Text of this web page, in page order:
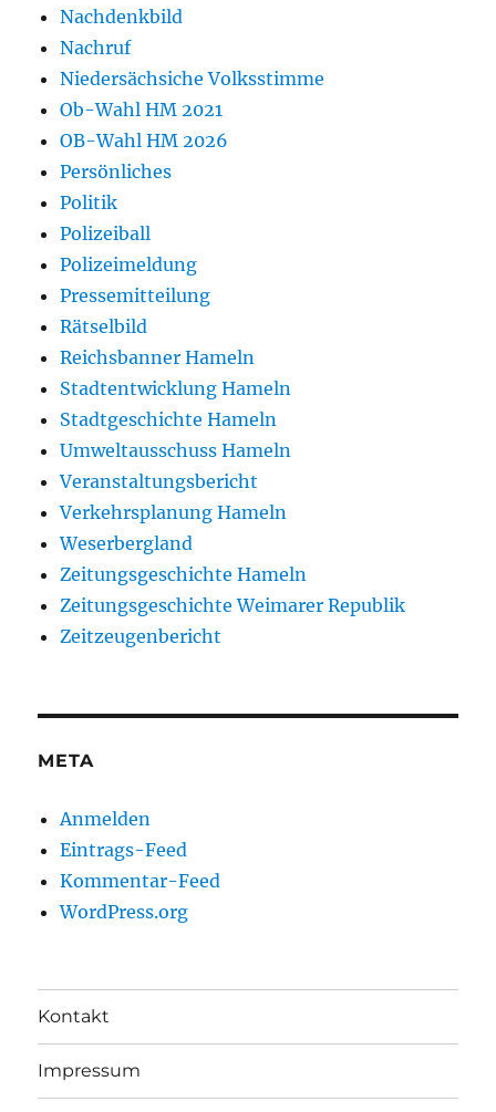
Nachdenkbild
Nachruf
Niedersächsiche Volksstimme
Ob-Wahl HM 2021
OB-Wahl HM 2026
Persönliches
Politik
Polizeiball
Polizeimeldung
Pressemitteilung
Rätselbild
Reichsbanner Hameln
Stadtentwicklung Hameln
Stadtgeschichte Hameln
Umweltausschuss Hameln
Veranstaltungsbericht
Verkehrsplanung Hameln
Weserbergland
Zeitungsgeschichte Hameln
Zeitungsgeschichte Weimarer Republik
Zeitzeugenbericht
META
Anmelden
Eintrags-Feed
Kommentar-Feed
WordPress.org
Kontakt
Impressum